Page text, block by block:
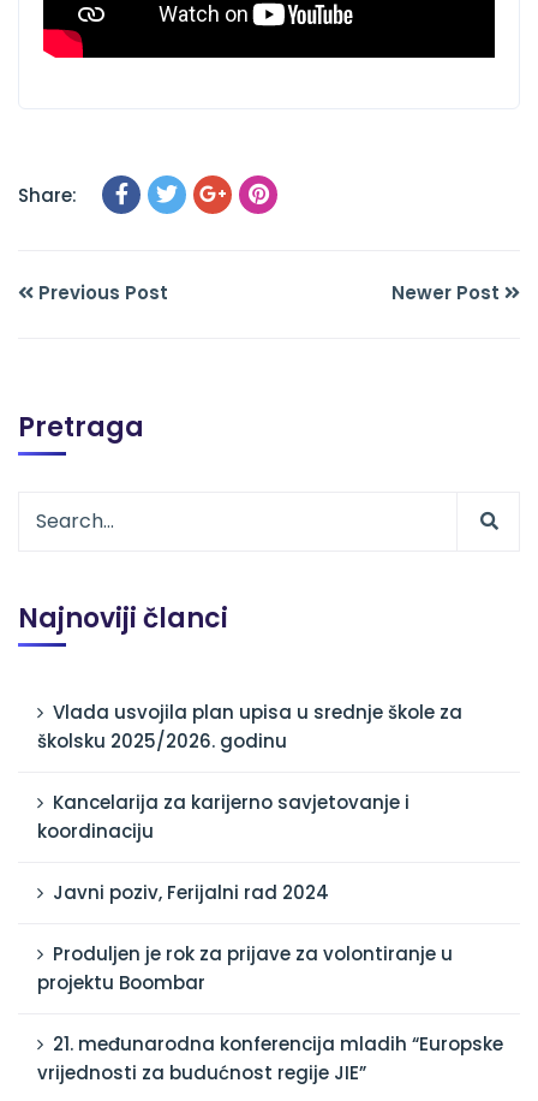
Share:
Previous Post Newer Post
Pretraga
Najnoviji članci
Vlada usvojila plan upisa u srednje škole za
školsku 2025/2026. godinu
Kancelarija za karijerno savjetovanje i
koordinaciju
Javni poziv, Ferijalni rad 2024
Produljen je rok za prijave za volontiranje u
projektu Boombar
21. međunarodna konferencija mladih “Europske
vrijednosti za budućnost regije JIE”